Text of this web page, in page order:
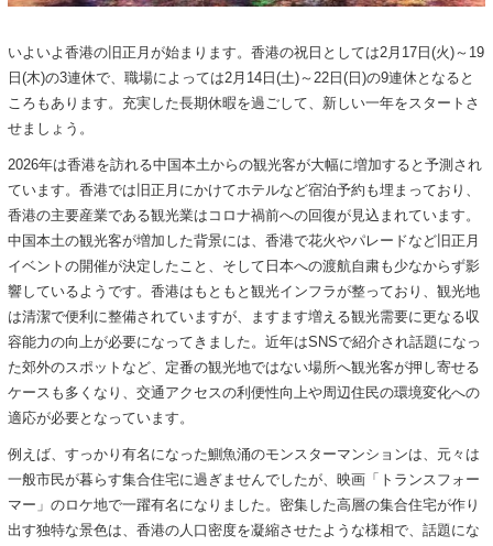
いよいよ香港の旧正月が始まります。香港の祝日としては2月17日(火)～19
日(木)の3連休で、職場によっては2月14日(土)～22日(日)の9連休となると
ころもあります。充実した長期休暇を過ごして、新しい一年をスタートさ
せましょう。
2026年は香港を訪れる中国本土からの観光客が大幅に増加すると予測され
ています。香港では旧正月にかけてホテルなど宿泊予約も埋まっており、
香港の主要産業である観光業はコロナ禍前への回復が見込まれています。
中国本土の観光客が増加した背景には、香港で花火やパレードなど旧正月
イベントの開催が決定したこと、そして日本への渡航自粛も少なからず影
響しているようです。香港はもともと観光インフラが整っており、観光地
は清潔で便利に整備されていますが、ますます増える観光需要に更なる収
容能力の向上が必要になってきました。近年はSNSで紹介され話題になっ
た郊外のスポットなど、定番の観光地ではない場所へ観光客が押し寄せる
ケースも多くなり、交通アクセスの利便性向上や周辺住民の環境変化への
適応が必要となっています。
例えば、すっかり有名になった鰂魚涌のモンスターマンションは、元々は
一般市民が暮らす集合住宅に過ぎませんでしたが、映画「トランスフォー
マー」のロケ地で一躍有名になりました。密集した高層の集合住宅が作り
出す独特な景色は、香港の人口密度を凝縮させたような様相で、話題にな